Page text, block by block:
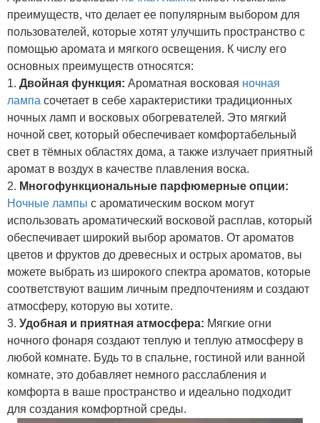
преимуществ, что делает ее популярным выбором для
пользователей, которые хотят улучшить пространство с
помощью аромата и мягкого освещения. К числу его
основных преимуществ относятся:
1. Двойная функция: Ароматная восковая ночная
лампа сочетает в себе характеристики традиционных
ночных ламп и восковых обогревателей. Это мягкий
ночной свет, который обеспечивает комфортабельный
свет в тёмных областях дома, а также излучает приятный
аромат в воздух в качестве плавления воска.
2. Многофункциональные парфюмерные опции:
Ночные лампы с ароматическим воском могут
использовать ароматический восковой расплав, который
обеспечивает широкий выбор ароматов. От ароматов
цветов и фруктов до древесных и острых ароматов, вы
можете выбрать из широкого спектра ароматов, которые
соответствуют вашим личным предпочтениям и создают
атмосферу, которую вы хотите.
3. Удобная и приятная атмосфера: Мягкие огни
ночного фонаря создают теплую и теплую атмосферу в
любой комнате. Будь то в спальне, гостиной или ванной
комнате, это добавляет немного расслабления и
комфорта в ваше пространство и идеально подходит
для создания комфортной среды.